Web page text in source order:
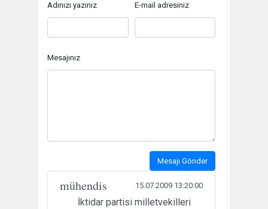
Adınızı yazınız E-mail adresiniz
Mesajınız
Mesajı Gönder
mühendis 15.07.2009 13:20:00
İktidar partisi milletvekilleri